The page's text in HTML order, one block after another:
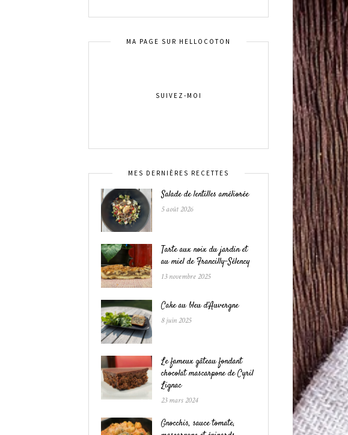
MA PAGE SUR HELLOCOTON
SUIVEZ-MOI
MES DERNIÈRES RECETTES
Salade de lentilles améliorée
5 août 2026
Tarte aux noix du jardin et
au miel de Francilly-Sélency
13 novembre 2025
Cake au bleu d’Auvergne
8 juin 2025
Le fameux gâteau fondant
chocolat mascarpone de Cyril
Lignac
23 mars 2024
Gnocchis, sauce tomate,